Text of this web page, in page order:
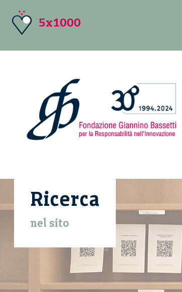
5x1000
Ricerca
nel sito